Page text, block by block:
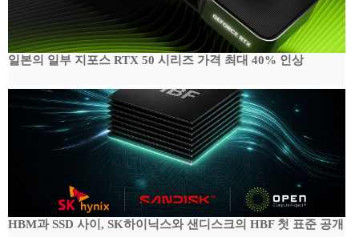
일본의 일부 지포스 RTX 50 시리즈 가격 최대 40% 인상
HBM과 SSD 사이, SK하이닉스와 샌디스크의 HBF 첫 표준 공개